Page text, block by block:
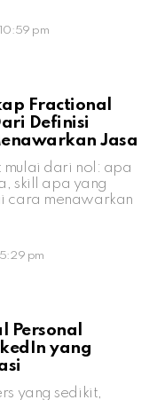
pm
Fractional
Definisi
Jasa
mulai dari nol: apa
skill apa yang
cara menawarkan
pm
Personal
yang
yang sedikit,